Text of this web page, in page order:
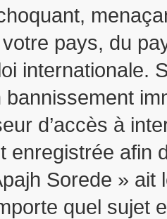
pays, du
internationale.
d’accès à
enregistrée afin
Sorede »
quel sujet